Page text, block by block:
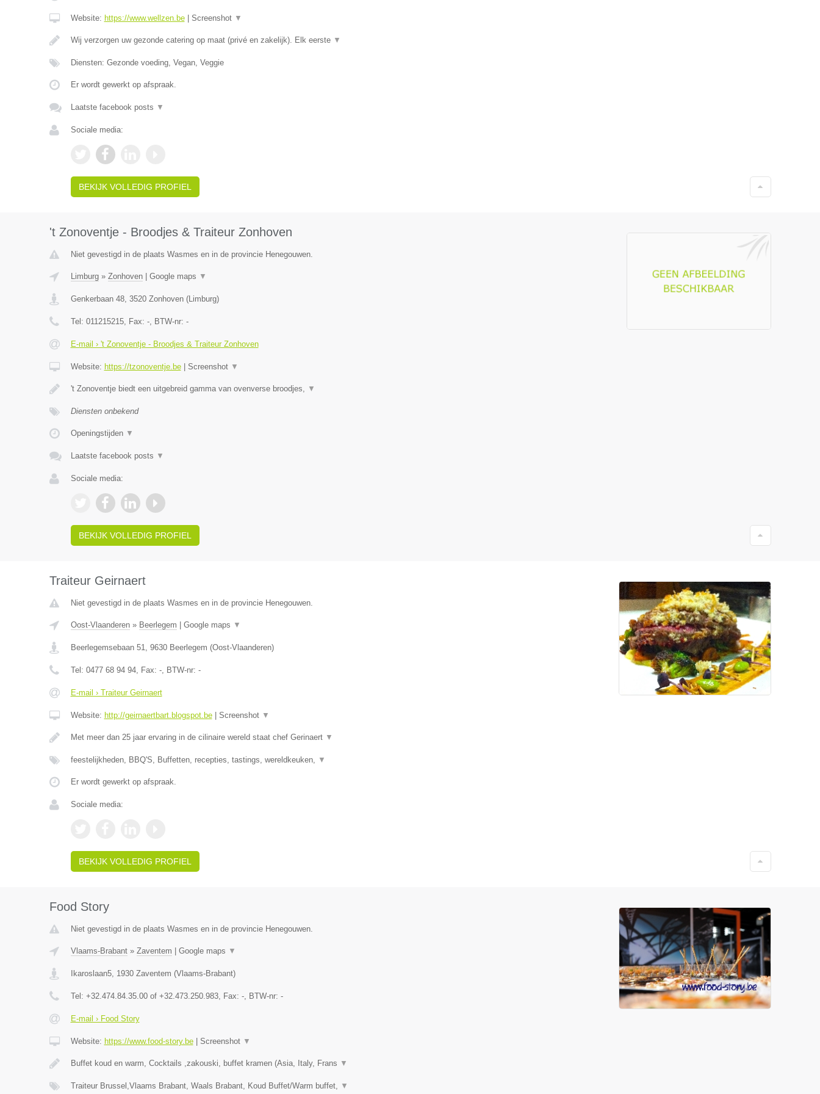
Website: https://www.wellzen.be| Screenshot ▼
Wij verzorgen uw gezonde catering op maat (privé en zakelijk). Elk eerste ▼
Diensten: Gezonde voeding, Vegan, Veggie
Er wordt gewerkt op afspraak.
Laatste facebook posts ▼
Sociale media:
BEKIJK VOLLEDIG PROFIEL
't Zonoventje - Broodjes & Traiteur Zonhoven
Niet gevestigd in de plaats Wasmes en in de provincie Henegouwen.
Limburg» Zonhoven| Google maps ▼
Genkerbaan 48, 3520 Zonhoven(Limburg)
Tel: 011215215, Fax: -, BTW-nr: -
E-mail › 't Zonoventje - Broodjes & Traiteur Zonhoven
Website: https://tzonoventje.be| Screenshot ▼
't Zonoventje biedt een uitgebreid gamma van ovenverse broodjes, ▼
Diensten onbekend
Openingstijden ▼
Laatste facebook posts ▼
Sociale media:
BEKIJK VOLLEDIG PROFIEL
Traiteur Geirnaert
Niet gevestigd in de plaats Wasmes en in de provincie Henegouwen.
Oost-Vlaanderen» Beerlegem Google maps ▼
Beerlegemsebaan 51, 9630 Beerlegem (Oost-Vlaanderen)
Tel: 0477 68 94 94, Fax: -, BTW-nr: -
E-mail › Traiteur Geirnaert
Website: http://geirnaertbart.blogspot.be| Screenshot ▼
Met meer dan 25 jaar ervaring in de cilinaire wereld staat chef Gerinaert ▼
feestelijkheden, BBQ'S, Buffetten, recepties, tastings, wereldkeuken, ▼
Er wordt gewerkt op afspraak.
Sociale media:
BEKIJK VOLLEDIG PROFIEL
Food Story
Niet gevestigd in de plaats Wasmes en in de provincie Henegouwen.
Vlaams-Brabant» Zaventem Google maps ▼
Ikaroslaan5, 1930 Zaventem (Vlaams-Brabant)
Tel: +32.474.84.35.00 of +32.473.250.983, Fax: -, BTW-nr: -
E-mail › Food Story
Website: https://www.food-story.be| Screenshot ▼
Buffet koud en warm, Cocktails ,zakouski, buffet kramen (Asia, Italy, Frans ▼
Traiteur Brussel,Vlaams Brabant, Waals Brabant, Koud Buffet/Warm buffet, ▼